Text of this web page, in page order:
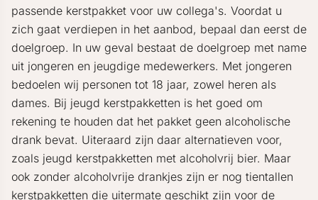
passende kerstpakket voor uw collega's. Voordat u
zich gaat verdiepen in het aanbod, bepaal dan eerst de
doelgroep. In uw geval bestaat de doelgroep met name
uit jongeren en jeugdige medewerkers. Met jongeren
bedoelen wij personen tot 18 jaar, zowel heren als
dames. Bij jeugd kerstpakketten is het goed om
rekening te houden dat het pakket geen alcoholische
drank bevat. Uiteraard zijn daar alternatieven voor,
zoals jeugd kerstpakketten met alcoholvrij bier. Maar
ook zonder alcoholvrije drankjes zijn er nog tientallen
kerstpakketten die uitermate geschikt zijn voor de